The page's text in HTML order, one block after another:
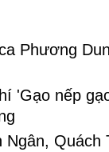
Phương
'Gạo nếp
Ngân, Quách